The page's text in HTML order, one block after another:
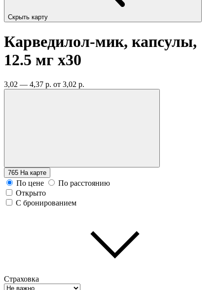
Скрыть карту
Карведилол-мик, капсулы,
12.5 мг x30
3,02 — 4,37 р. от 3,02 р.
765 На карте
По цене
По расстоянию
Открыто
С бронированием
Страховка